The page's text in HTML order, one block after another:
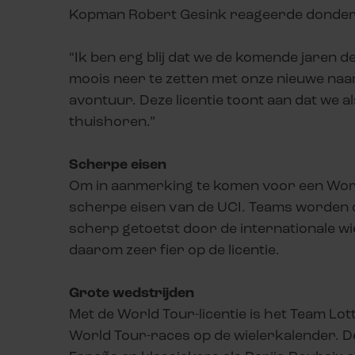
Kopman Robert Gesink reageerde
“Ik ben erg blij dat we de komende jaren
moois neer te zetten met onze nieuwe
avontuur. Deze licentie toont aan dat we
thuishoren.”
Scherpe eisen
Om in aanmerking te komen voor een
scherpe eisen van de UCI. Teams
scherp getoetst door de internationale
daarom zeer fier op de licentie.
Grotewedstrijden
Met de World Tour-licentie is het Team
World Tour-races op de wielerkalender.